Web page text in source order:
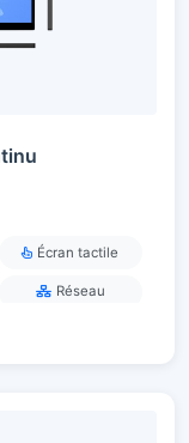
Écran tactile
Réseau